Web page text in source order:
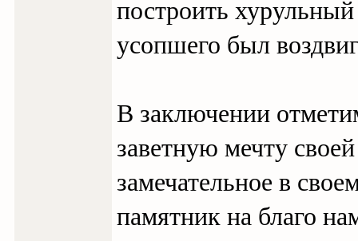
построить
усопшего был
В заключении
заветную мечту
замечательное в
памятник на благо